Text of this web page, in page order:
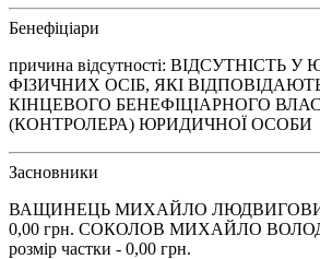
Бенефіціари
причина відсутності:
ФІЗИЧНИХ ОСІБ, ЯКІ
КІНЦЕВОГО БЕНЕФІЦІАРНОГО
(КОНТРОЛЕРА) ЮРИДИЧНОЇ ОСОБИ
Засновники
ВАЩИНЕЦЬ МИХАЙЛО ЛЮДВИГОВИЧ,
0,00 грн. СОКОЛОВ МИХАЙЛО
розмір частки - 0,00 грн.